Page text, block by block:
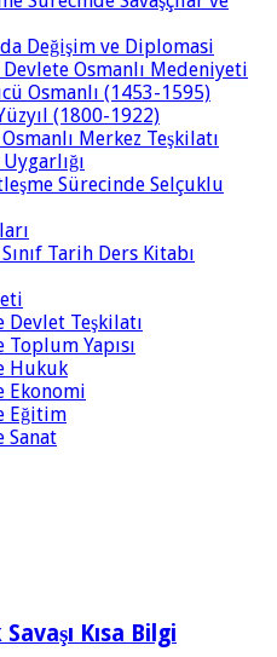
Değişim ve Diplomasi
Osmanlı Medeniyeti
Osmanlı (1453-1595)
(1800-1922)
Merkez Teşkilatı
Sürecinde Selçuklu
Tarih Ders Kitabı
Teşkilatı
Yapısı
Hukuk
Ekonomi
Eğitim
Sanat
Kısa Bilgi